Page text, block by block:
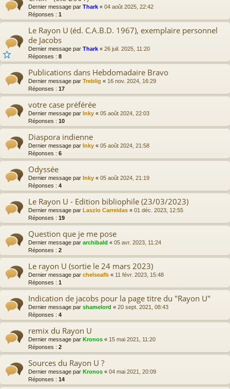
Dernier message par Thark « 04 août 2025, 22:42
Réponses : 1
Le Rayon U (éd. C.A.B.D. 1967), exemplaire personnel
de Jacobs
Dernier message par Thark « 26 juil. 2025, 11:20
Réponses : 8
Publications dans Hebdomadaire Bravo
Dernier message par Treblig « 16 nov. 2024, 16:29
Réponses : 17
votre case préférée
Dernier message par Inky « 05 août 2024, 22:03
Réponses : 10
Diaspora indienne
Dernier message par Inky « 05 août 2024, 21:58
Réponses : 6
Odyssée
Dernier message par Inky « 05 août 2024, 21:19
Réponses : 4
Le Rayon U - Edition bibliophile (23/03/2023)
Dernier message par Laszlo Carreidas « 01 déc. 2023, 12:55
Réponses : 19
Question que je me pose
Dernier message par archibald « 05 avr. 2023, 11:24
Réponses : 2
Le rayon U (sortie le 24 mars 2023)
Dernier message par chelseafb « 11 févr. 2023, 15:48
Réponses : 1
Indication de jacobs pour la page titre du "Rayon U"
Dernier message par shamelord « 20 sept. 2021, 08:43
Réponses : 4
remix du Rayon U
Dernier message par Kronos « 15 mai 2021, 11:20
Réponses : 2
Sources du Rayon U ?
Dernier message par Kronos « 04 mai 2021, 20:09
Réponses : 14